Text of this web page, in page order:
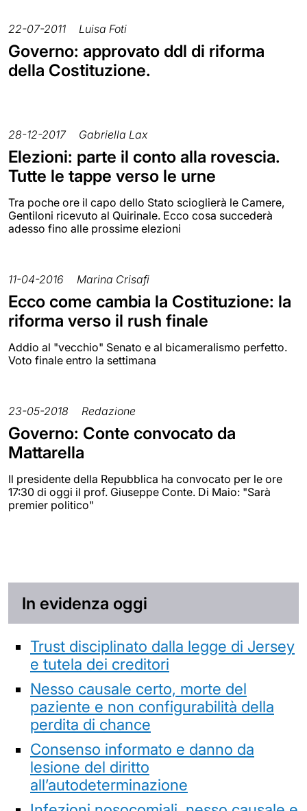
22-07-2011 Luisa Foti
Governo: approvato ddl di riforma
della Costituzione.
28-12-2017 Gabriella Lax
Elezioni: parte il conto alla rovescia.
Tutte le tappe verso le urne
Tra poche ore il capo dello Stato scioglierà le Camere,
Gentiloni ricevuto al Quirinale. Ecco cosa succederà
adesso fino alle prossime elezioni
11-04-2016 Marina Crisafi
Ecco come cambia la Costituzione: la
riforma verso il rush finale
Addio al "vecchio" Senato e al bicameralismo perfetto.
Voto finale entro la settimana
23-05-2018 Redazione
Governo: Conte convocato da
Mattarella
Il presidente della Repubblica ha convocato per le ore
17:30 di oggi il prof. Giuseppe Conte. Di Maio: "Sarà
premier politico"
In evidenza oggi
Trust disciplinato dalla legge di Jersey
e tutela dei creditori
Nesso causale certo, morte del
paziente e non configurabilità della
perdita di chance
Consenso informato e danno da
lesione del diritto
all’autodeterminazione